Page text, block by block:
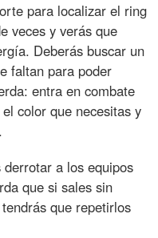
para localizar el ring
veces y verás que
Deberás buscar un
faltan para poder
entra en combate
color que necesitas y
a los equipos
que si sales sin
que repetirlos